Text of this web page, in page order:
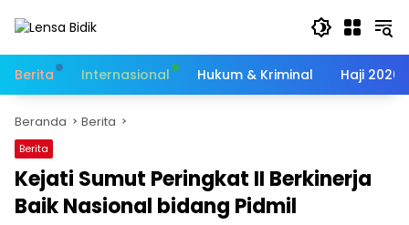
Berita
Internasional Hukum & Kriminal Haji 2026
Beranda Berita
Berita
Kejati Sumut Peringkat II Berkinerja
Baik Nasional bidang Pidmil